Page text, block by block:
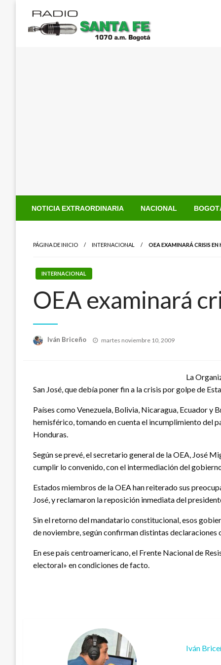
contenido
NOTICIA EXTRAORDINARIA NACIONAL
PÁGINA DE INICIO INTERNACIONAL OEA EXAMINARÁ CRISIS EN
INTERNACIONAL
OEA examinará
Iván Briceño
Publicado
martes noviembre 10, 2009
La
San José, que debía poner fin a la crisis por golpe de
Países como Venezuela, Bolivia, Nicaragua, Ecuador y
hemisférico, tomando en cuenta el incumplimiento del
Honduras.
Según se prevé, el secretario general de la OEA, José
cumplir lo convenido, con el intermediación del
Estados miembros de la OEA han reiterado sus
José, y reclamaron la reposición inmediata del
Sin el retorno del mandatario constitucional, esos
de noviembre, según confirman distintas declaraciones
En ese país centroamericano, el Frente Nacional de
electoral» en condiciones de facto.
Iván